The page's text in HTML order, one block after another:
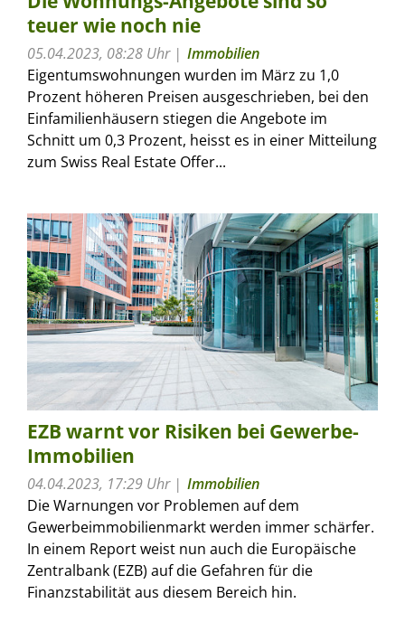
teuer wie noch nie
05.04.2023, 08:28 Uhr
Immobilien
Eigentumswohnungen wurden im März zu 1,0
Prozent höheren Preisen ausgeschrieben, bei den
Einfamilienhäusern stiegen die Angebote im
Schnitt um 0,3 Prozent, heisst es in einer Mitteilung
zum Swiss Real Estate Offer...
EZB warnt vor Risiken bei Gewerbe-
Immobilien
04.04.2023, 17:29 Uhr
Immobilien
Die Warnungen vor Problemen auf dem
Gewerbeimmobilienmarkt werden immer schärfer.
In einem Report weist nun auch die Europäische
Zentralbank (EZB) auf die Gefahren für die
Finanzstabilität aus diesem Bereich hin.